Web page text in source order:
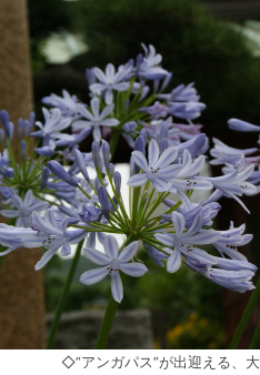
◇”アンガパス”が出迎える、大